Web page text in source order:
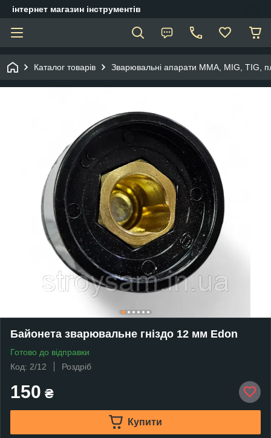
інтернет магазин інструментів
Каталог товарів Зварювальні апарати ММА, МIG, TIG,
Байонета зварювальне гніздо 12 мм Edon
Готово до відправки
Код: 2/12
Роздріб
150 ₴
Купити